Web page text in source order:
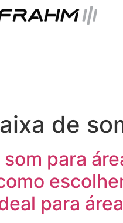
de
para
para